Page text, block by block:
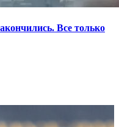
Все только